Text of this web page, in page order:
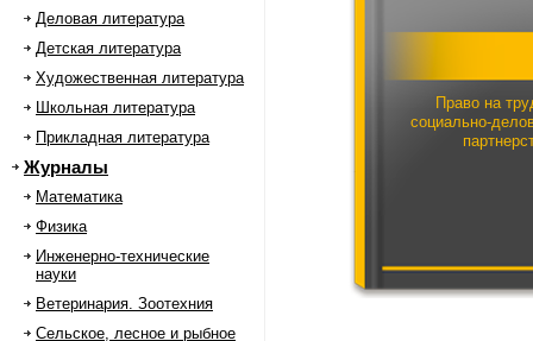
Деловая литература
Детская литература
Художественная литература
Школьная литература
Прикладная литература
Журналы
Математика
Физика
Инженерно-технические
науки
Ветеринария. Зоотехния
Сельское, лесное и рыбное
Право на
социально-